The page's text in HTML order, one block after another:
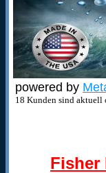
powered by
18 Kunden sind aktuell
Fisher